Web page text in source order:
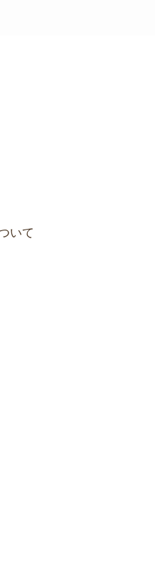
いて